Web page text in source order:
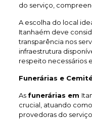
do serviço,
A escolha do local
Itanhaém deve
transparência nos
infraestrutura
respeito necessários
Funerárias e
As funerárias em
crucial, atuando
provedoras do